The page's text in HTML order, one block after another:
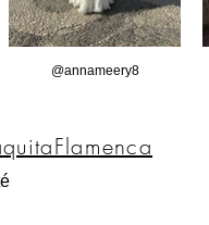
@annameery8